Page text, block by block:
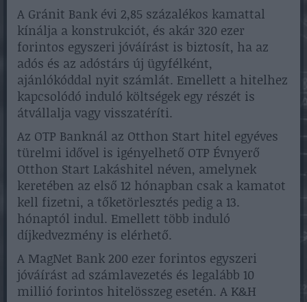
A Gránit Bank évi 2,85 százalékos kamattal
kínálja a konstrukciót, és akár 320 ezer
forintos egyszeri jóváírást is biztosít, ha az
adós és az adóstárs új ügyfélként,
ajánlókóddal nyit számlát. Emellett a hitelhez
kapcsolódó induló költségek egy részét is
átvállalja vagy visszatéríti.
Az OTP Banknál az Otthon Start hitel egyéves
türelmi idővel is igényelhető OTP Évnyerő
Otthon Start Lakáshitel néven, amelynek
keretében az első 12 hónapban csak a kamatot
kell fizetni, a tőketörlesztés pedig a 13.
hónaptól indul. Emellett több induló
díjkedvezmény is elérhető.
A MagNet Bank 200 ezer forintos egyszeri
jóváírást ad számlavezetés és legalább 10
millió forintos hitelösszeg esetén. A K&H